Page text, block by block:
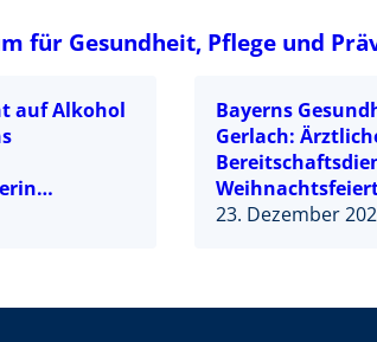
für Gesundheit, Pflege und
auf Alkohol
Bayerns
Gerlach:
– In akuten, aber
23. Dezember